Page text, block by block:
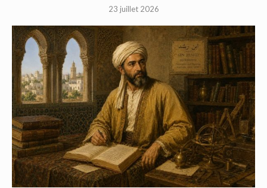
23 juillet 2026